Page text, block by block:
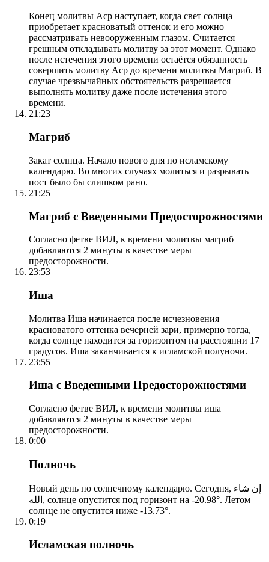
Конец молитвы Аср наступает, когда свет солнца
приобретает красноватый оттенок и его можно
рассматривать невооруженным глазом. Считается
грешным откладывать молитву за этот момент. Однако
после истечения этого времени остаётся обязанность
совершить молитву Аср до времени молитвы Магриб. В
случае чрезвычайных обстоятельств разрешается
выполнять молитву даже после истечения этого
времени.
21:23
Магриб
Закат солнца. Начало нового дня по исламскому
календарю. Во многих случаях молиться и разрывать
пост было бы слишком рано.
21:25
Магриб с Введенными Предосторожностями
Согласно фетве ВИЛ, к времени молитвы магриб
добавляются 2 минуты в качестве меры
предосторожности.
23:53
Иша
Молитва Иша начинается после исчезновения
красноватого оттенка вечерней зари, примерно тогда,
когда солнце находится за горизонтом на расстоянии 17
градусов. Иша заканчивается к исламской полуночи.
23:55
Иша с Введенными Предосторожностями
Согласно фетве ВИЛ, к времени молитвы иша
добавляются 2 минуты в качестве меры
предосторожности.
0:00
Полночь
Новый день по солнечному календарю. Сегодня, إن شاء
الله, солнце опустится под горизонт на -20.98°. Летом
солнце не опустится ниже -13.73°.
0:19
Исламская полночь